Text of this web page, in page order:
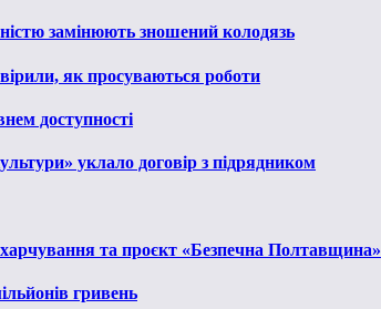
замінюють зношений колодязь
як просуваються роботи
доступності
уклало договір з підрядником
та проєкт «Безпечна Полтавщина»
гривень